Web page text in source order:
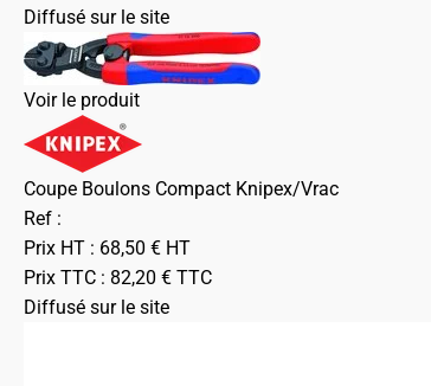
Diffusé sur le site
Voir le produit
Coupe Boulons Compact Knipex/Vrac
Ref :
Prix HT : 68,50 € HT
Prix TTC : 82,20 € TTC
Diffusé sur le site